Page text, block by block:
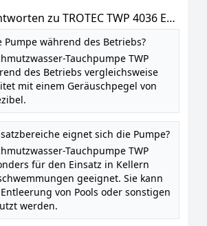
zu TROTEC TWP 4036 E
Tauchpumpe – 7.500 l / h, 400 W
Pumpe während des Betriebs?
Tauchpumpe TWP
des Betriebs vergleichsweise
mit einem Geräuschpegel von
eignet sich die Pumpe?
Tauchpumpe TWP
für den Einsatz in Kellern
geeignet. Sie kann
von Pools oder sonstigen
werden.